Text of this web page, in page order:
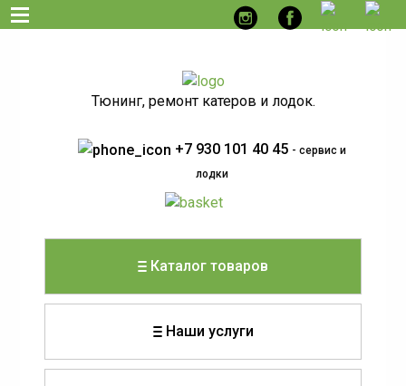
Тюнинг, ремонт катеров и лодок.
+7 930 101 40 45 - сервис и
лодки
Каталог товаров
Наши услуги